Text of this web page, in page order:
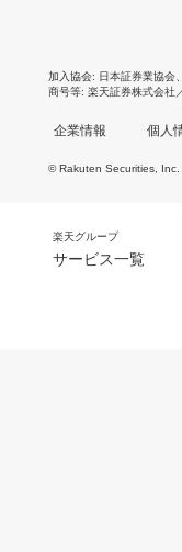
加入協会 日本証券業協会
商号等 楽天証券株式会社
企業情報 個人
© Rakuten Securities, Inc.
楽天グループ
サービス一覧